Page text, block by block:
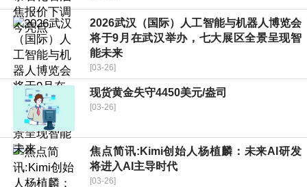
2026武汉（国际）人工智能与机器人博览会
将于9月在武汉举办，七大展区全景呈现智
能未来
[03-26]
现货黄金失守4450美元/盎司
[03-26]
焦点简讯:Kimi创始人杨植麟：未来AI研发
将进入AI主导时代
[03-26]